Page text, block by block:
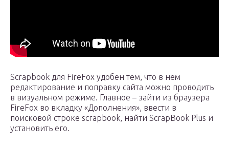
Scrapbook для FireFox удобен тем, что в нем
редактирование и поправку сайта можно проводить
в визуальном режиме. Главное – зайти из браузера
FireFox во вкладку «Дополнения», ввести в
поисковой строке scrapbook, найти ScrapBook Plus и
установить его.